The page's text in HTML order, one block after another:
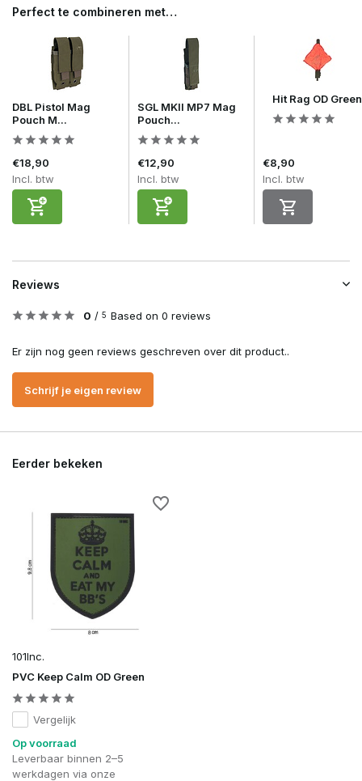
Perfect te combineren met…
DBL Pistol Mag
Pouch M...
€18,90
Incl. btw
SGL MKII MP7 Mag
Pouch...
€12,90
Incl. btw
Hit Rag OD Green
€8,90
Incl. btw
Reviews
0 / 5 Based on 0 reviews
Er zijn nog geen reviews geschreven over dit product..
Schrijf je eigen review
Eerder bekeken
101Inc.
PVC Keep Calm OD Green
Vergelijk
Op voorraad
Leverbaar binnen 2–5
werkdagen via onze